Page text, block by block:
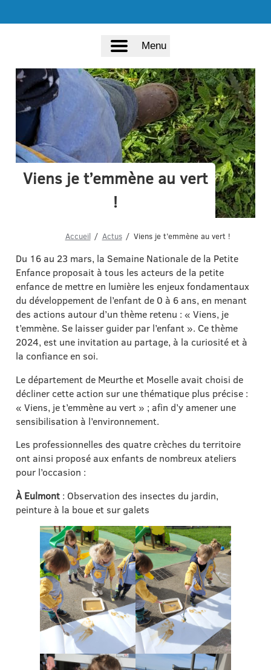
Menu
Viens je t’emmène au vert
!
Accueil Actus Viens je t’emmène au vert !
Du 16 au 23 mars, la Semaine Nationale de la Petite
Enfance proposait à tous les acteurs de la petite
enfance de mettre en lumière les enjeux fondamentaux
du développement de l’enfant de 0 à 6 ans, en menant
des actions autour d’un thème retenu : « Viens, je
t’emmène. Se laisser guider par l’enfant ». Ce thème
2024, est une invitation au partage, à la curiosité et à
la confiance en soi.
Le département de Meurthe et Moselle avait choisi de
décliner cette action sur une thématique plus précise :
« Viens, je t’emmène au vert » ; afin d’y amener une
sensibilisation à l’environnement.
Les professionnelles des quatre crèches du territoire
ont ainsi proposé aux enfants de nombreux ateliers
pour l’occasion :
À Eulmont : Observation des insectes du jardin,
peinture à la boue et sur galets